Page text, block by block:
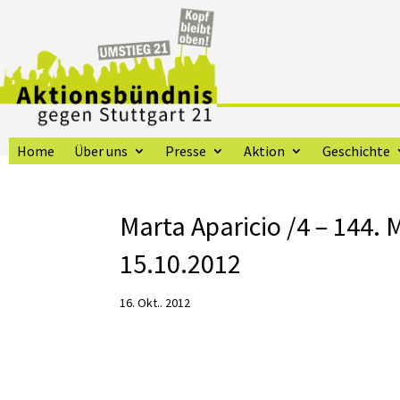
Home Über uns Presse Aktion Geschichte
Marta Aparicio /4 – 144.
15.10.2012
16. Okt.. 2012